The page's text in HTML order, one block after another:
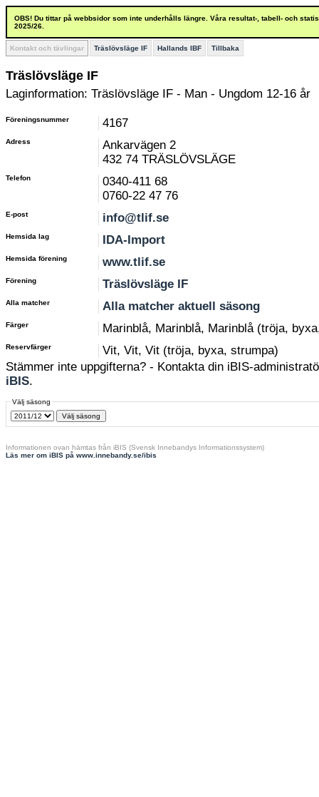
OBS! Du tittar på webbsidor som inte underhålls längre. Våra resultat-, tabell- och
2025/26.
Kontakt och tävlingar Träslövsläge IF Hallands IBF Tillbaka
Träslövsläge IF
Laginformation: Träslövsläge IF - Man - Ungdom 12-16 år
Föreningsnummer 4167
Adress
Ankarvägen 2
432 74 TRÄSLÖVSLÄGE
Telefon
0340-411 68
0760-22 47 76
E-post info@tlif.se
Hemsida lag IDA-Import
Hemsida förening www.tlif.se
Förening Träslövsläge IF
Alla matcher Alla matcher aktuell säsong
Färger Marinblå, Marinblå, Marinblå (tröja,
Reservfärger
Vit, Vit, Vit (tröja, byxa, strumpa)
Stämmer inte uppgifterna? - Kontakta din iBIS-
iBIS.
Välj säsong
Informationen ovan hämtas från iBIS (Svensk Innebandys Informationssystem)
Läs mer om iBIS på www.innebandy.se/ibis